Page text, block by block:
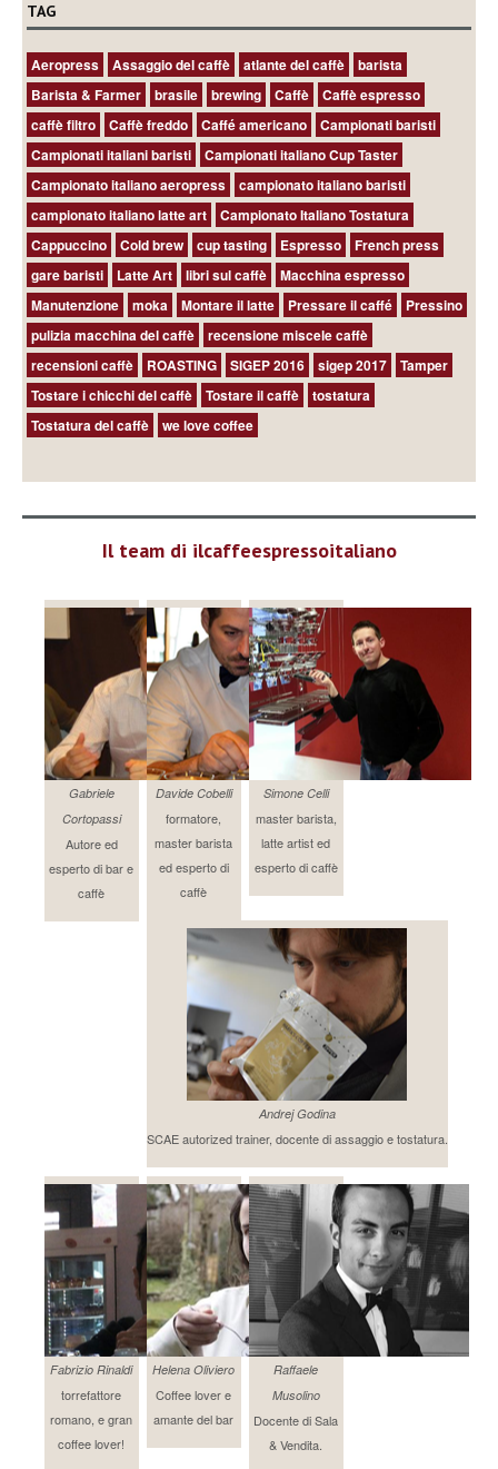
TAG
Aeropress Assaggio del caffè atlante del caffè
barista
Barista & Farmer
brasile brewing Caffè
Caffè espresso
caffè filtro
Caffè freddo Caffé americano
Campionati baristi
Campionati italiani baristi
Campionati italiano Cup Taster
Campionato italiano aeropress
campionato italiano baristi
campionato italiano latte art
Campionato Italiano Tostatura
Cappuccino
Cold brew cup tasting Espresso
French press
gare baristi
Latte Art libri sul caffè
Macchina espresso
Manutenzione
moka Montare il latte Pressare il caffé
Pressino
pulizia macchina del caffè
recensione miscele caffè
recensioni caffè
ROASTING SIGEP 2016 sigep 2017
Tamper
Tostare i chicchi del caffè
Tostare il caffè
tostatura
Tostatura del caffè
we love coffee
Il team di ilcaffeespressoitaliano
Gabriele
Cortopassi
Autore ed
esperto di bar e
caffè
Davide Cobelli
formatore,
master barista
ed esperto di
caffè
Simone Celli
master barista,
latte artist ed
esperto di caffè
Andrej Godina
SCAE autorized trainer, docente di assaggio e tostatura.
Fabrizio Rinaldi
torrefattore
romano, e gran
coffee lover!
Helena Oliviero
Coffee lover e
amante del bar
Raffaele
Musolino
Docente di Sala
& Vendita.